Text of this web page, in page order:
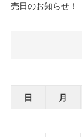
売日のお知らせ！
日
月